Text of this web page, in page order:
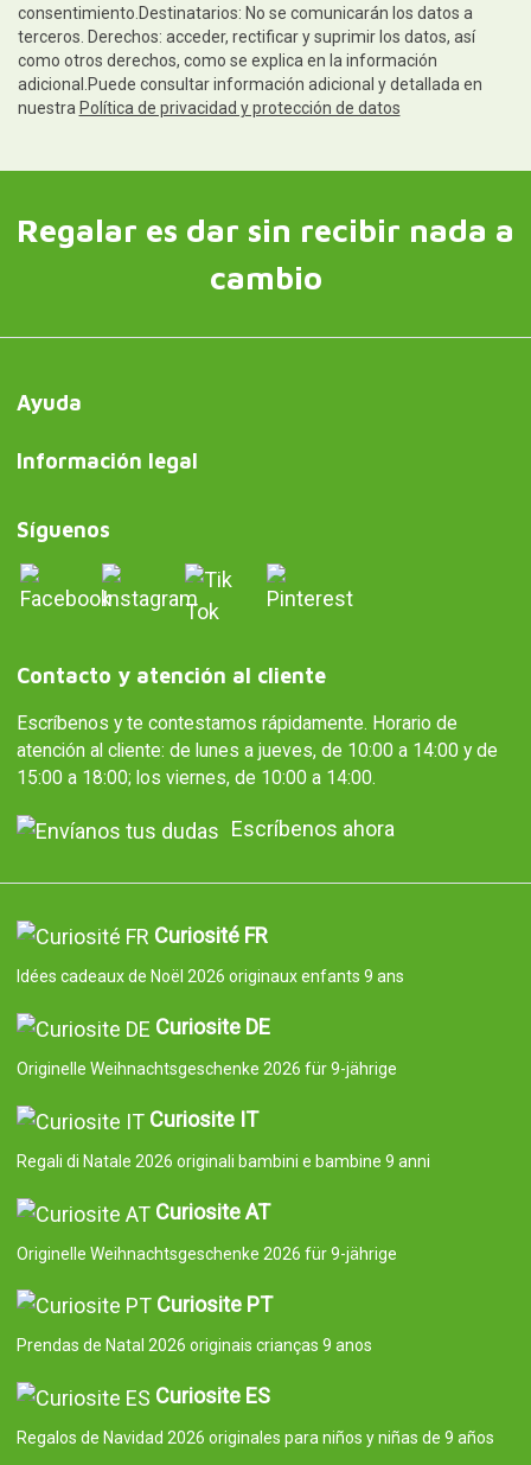
consentimiento.Destinatarios: No se comunicarán los datos a
terceros. Derechos: acceder, rectificar y suprimir los datos, así
como otros derechos, como se explica en la información
adicional.Puede consultar información adicional y detallada en
nuestra Política de privacidad y protección de datos
Regalar es dar sin recibir nada a
cambio
Ayuda
Información legal
Síguenos
Contacto y atención al cliente
Escríbenos y te contestamos rápidamente. Horario de
atención al cliente: de lunes a jueves, de 10:00 a 14:00 y de
15:00 a 18:00; los viernes, de 10:00 a 14:00.
Escríbenos ahora
Curiosité FR
Idées cadeaux de Noël 2026 originaux enfants 9 ans
Curiosite DE
Originelle Weihnachtsgeschenke 2026 für 9-jährige
Curiosite IT
Regali di Natale 2026 originali bambini e bambine 9 anni
Curiosite AT
Originelle Weihnachtsgeschenke 2026 für 9-jährige
Curiosite PT
Prendas de Natal 2026 originais crianças 9 anos
Curiosite ES
Regalos de Navidad 2026 originales para niños y niñas de 9 años